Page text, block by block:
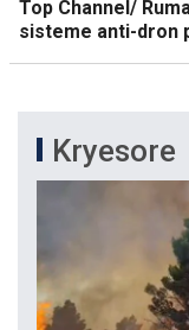
Top Channel/
sisteme anti-dron
Kryesore